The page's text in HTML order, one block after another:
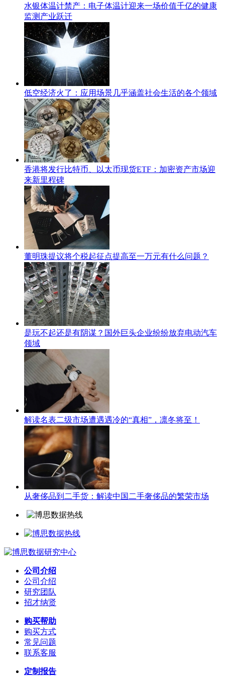
水银体温计禁产：电子体温计迎来一场价值千亿的健康
监测产业跃迁
低空经济火了：应用场景几乎涵盖社会生活的各个领域
香港将发行比特币、以太币现货ETF：加密资产市场迎
来新里程碑
董明珠提议将个税起征点提高至一万元有什么问题？
是玩不起还是有阴谋？国外巨头企业纷纷放弃电动汽车
领域
解读名表二级市场遭遇遇冷的“真相”，凛冬将至！
从奢侈品到二手货：解读中国二手奢侈品的繁荣市场
公司介绍
公司介绍
研究团队
招才纳贤
购买帮助
购买方式
常见问题
联系客服
定制报告